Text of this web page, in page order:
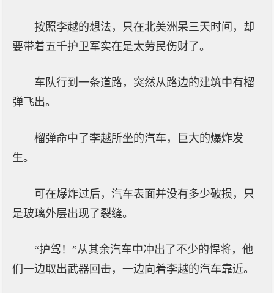
按照李越的想法，只在北美洲呆三天时间，却
要带着五千护卫军实在是太劳民伤财了。
车队行到一条道路，突然从路边的建筑中有榴
弹飞出。
榴弹命中了李越所坐的汽车，巨大的爆炸发
生。
可在爆炸过后，汽车表面并没有多少破损，只
是玻璃外层出现了裂缝。
“护驾！”从其余汽车中冲出了不少的悍将，他
们一边取出武器回击，一边向着李越的汽车靠近。